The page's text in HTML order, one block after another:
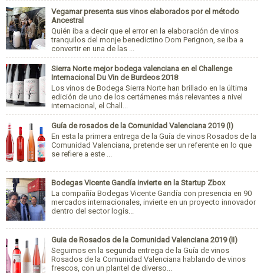
Vegamar presenta sus vinos elaborados por el método
Ancestral
Quién iba a decir que el error en la elaboración de vinos
tranquilos del monje benedictino Dom Perignon, se iba a
convertir en una de las ...
Sierra Norte mejor bodega valenciana en el Challenge
Internacional Du Vin de Burdeos 2018
Los vinos de Bodega Sierra Norte han brillado en la última
edición de uno de los certámenes más relevantes a nivel
internacional, el Chall...
Guía de rosados de la Comunidad Valenciana 2019 (I)
En esta la primera entrega de la Guía de vinos Rosados de la
Comunidad Valenciana, pretende ser un referente en lo que
se refiere a este ...
Bodegas Vicente Gandía invierte en la Startup Zbox
La compañía Bodegas Vicente Gandía con presencia en 90
mercados internacionales, invierte en un proyecto innovador
dentro del sector logís...
Guia de Rosados de la Comunidad Valenciana 2019 (II)
Seguimos en la segunda entrega de la Guía de vinos
Rosados de la Comunidad Valenciana hablando de vinos
frescos, con un plantel de diverso...